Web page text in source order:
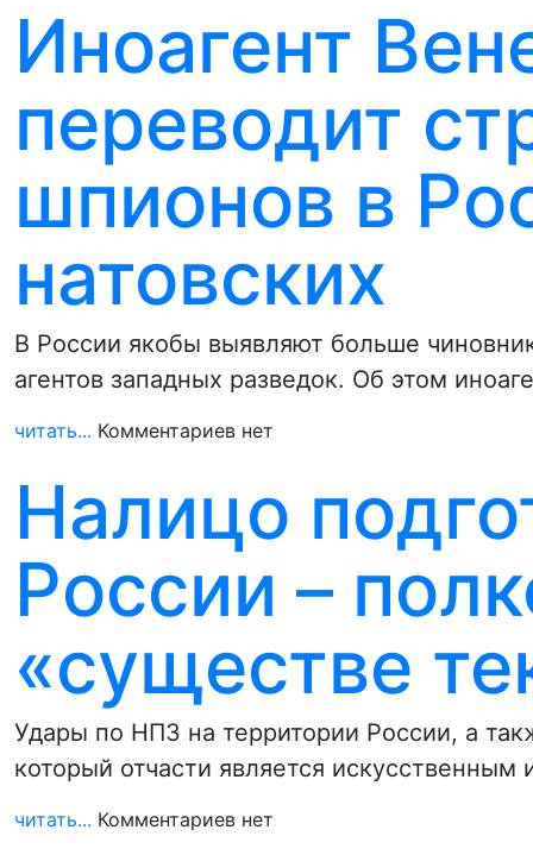
Иноагент
переводит
шпионов в
натовских
В России якобы выявляют больше
агентов западных разведок. Об этом
читать... Комментариев нет
Налицо
России –
«существе
Удары по НПЗ на территории России, а
который отчасти является
читать... Комментариев нет